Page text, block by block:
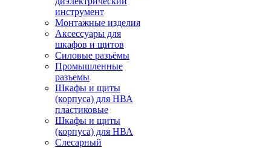
инструмент
Монтажные изделия
Аксессуары для
шкафов и щитов
Силовые разъёмы
Промышленные
разъемы
Шкафы и щиты
(корпуса) для НВА
пластиковые
Шкафы и щиты
(корпуса) для НВА
Слесарный